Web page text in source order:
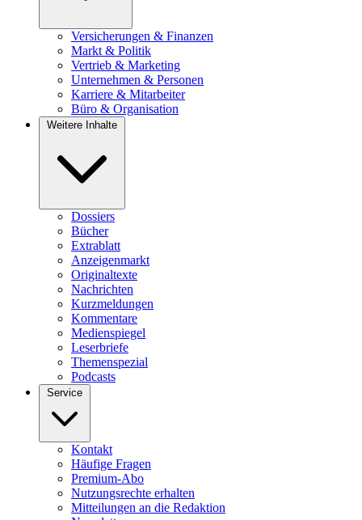
Versicherungen & Finanzen
Markt & Politik
Vertrieb & Marketing
Unternehmen & Personen
Karriere & Mitarbeiter
Büro & Organisation
Weitere Inhalte
Dossiers
Bücher
Extrablatt
Anzeigenmarkt
Originaltexte
Nachrichten
Kurzmeldungen
Kommentare
Medienspiegel
Leserbriefe
Themenspezial
Podcasts
Service
Kontakt
Häufige Fragen
Premium-Abo
Nutzungsrechte erhalten
Mitteilungen an die Redaktion